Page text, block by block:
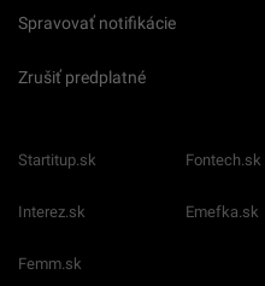
Spravovať notifikácie
Zrušiť predplatné
Startitup.sk Fontech.sk
Interez.sk Emefka.sk
Femm.sk